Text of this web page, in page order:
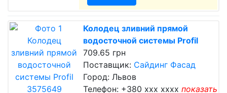
Колодец зливний прямой
водосточной системы Profil
709.65 грн
Поставщик: Сайдинг Фасад
Город: Львов
Телефон: +380 xxx xxxx показать